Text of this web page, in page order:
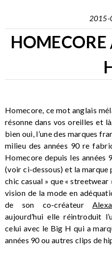
2015-
HOMECORE
Homecore, ce mot anglais
résonne dans vos oreilles et
bien oui, l’une des marques
milieu des années 90 re
Homecore depuis les années
(voir ci-dessous) et la marque
chic casual » que «
vision de la mode en
de son co-créateur
aujourd’hui elle réintroduit
celui avec le Big H qui a
années 90 ou autres clips de